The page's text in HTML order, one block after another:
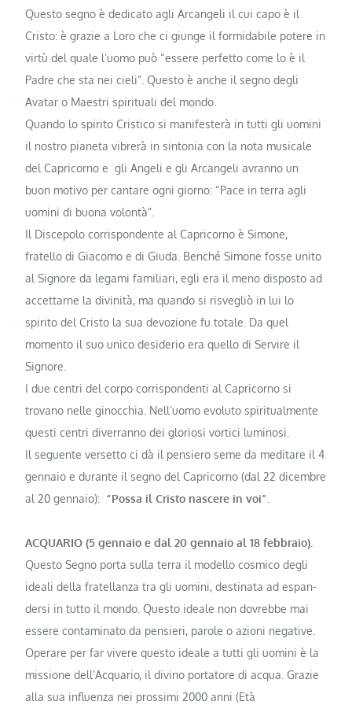
Questo segno è dedicato agli Arcangeli il cui capo è il
Cristo: è grazie a Loro che ci giunge il formid­abile potere in
virtù del quale l’uo­mo può “essere perfetto come lo è il
Padre che sta nei cieli”. Questo è anche il segno degli
Avatar o Maestri spirituali del mondo.
Quando lo spirito Cristico si manifesterà in tut­ti gli uomini
il nostro pianeta vibrerà in sintonia con la nota musicale
del Capricorno e gli Angeli e gli Arcangeli avranno un
buon motivo per cantare ogni giorno: “Pace in terra agli
uomini di buona volontà”.
Il Discepolo corrispondente al Capricorno è Simone,
fratello di Giaco­mo e di Giuda. Benché Simone fosse unito
al Signore da legami familiari, egli era il meno disposto ad
accettarne la divinità, ma quando si risvegliò in lui lo
spirito del Cristo la sua devozione fu totale. Da quel
momento il suo unico desiderio era quello di Servire il
Signore.
I due centri del corpo corrispon­denti al Capricorno si
trovano nelle ginocchia. Nell’uomo evoluto spiritualmente
questi centri diverranno dei gloriosi vortici luminosi.
Il seguente versetto ci dà il pensiero seme da meditare il 4
gennaio e durante il segno del Capricorno (dal 22 dicembre
al 20 gennaio): “Possa il Cristo nascere in voi”.
ACQUARIO (5 gennaio e dal 20 gennaio al 18 febbraio).
Questo Segno porta sulla terra il modello cosmico degli
ideali della fratellanza tra gli uomini, destinata ad espan­
dersi in tutto il mondo. Questo ideale non dovrebbe mai
essere contami­nato da pensieri, parole o azioni ne­gative.
Operare per far vivere questo ideale a tutti gli uomini è la
missione dell’Acquario, il divino portatore di acqua. Grazie
alla sua influenza nei prossimi 2000 anni (Età